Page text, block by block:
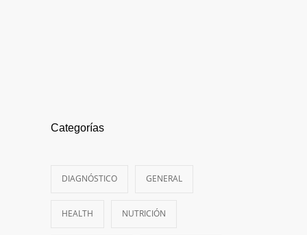
Categorías
DIAGNÓSTICO GENERAL
HEALTH NUTRICIÓN